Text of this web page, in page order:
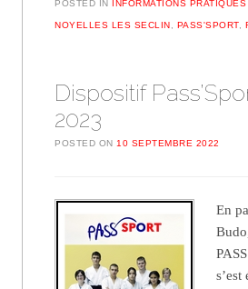
POSTED IN INFORMATIONS PRATIQUES
NOYELLES LES SECLIN PASS'SPORT,
Dispositif
2023
POSTED ON 10 SEPTEMBRE 2022
En